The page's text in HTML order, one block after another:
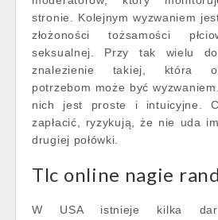
stronie. Kolejnym wyzwaniem
złożoności tożsamości
seksualnej. Przy tak wielu
znalezienie takiej, która
potrzebom może być
nich jest proste i intuicyjne.
zapłacić, ryzykują, że nie uda
drugiej połówki.
Tlc online nagie
W USA istnieje kilka